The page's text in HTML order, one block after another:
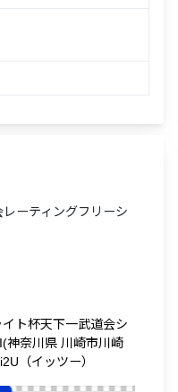
ーティングフリーシ
ト杯天下一武道会シ
神奈川県 川崎市川崎
（イッツー）